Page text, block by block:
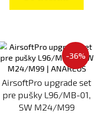
-36%
AirsoftPro upgrade set
pre pušky L96/MB-01,
SW M24/M99